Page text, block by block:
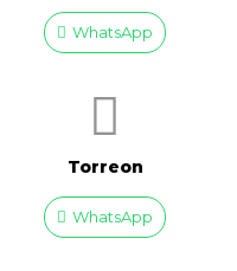
WhatsApp
Torreon
WhatsApp